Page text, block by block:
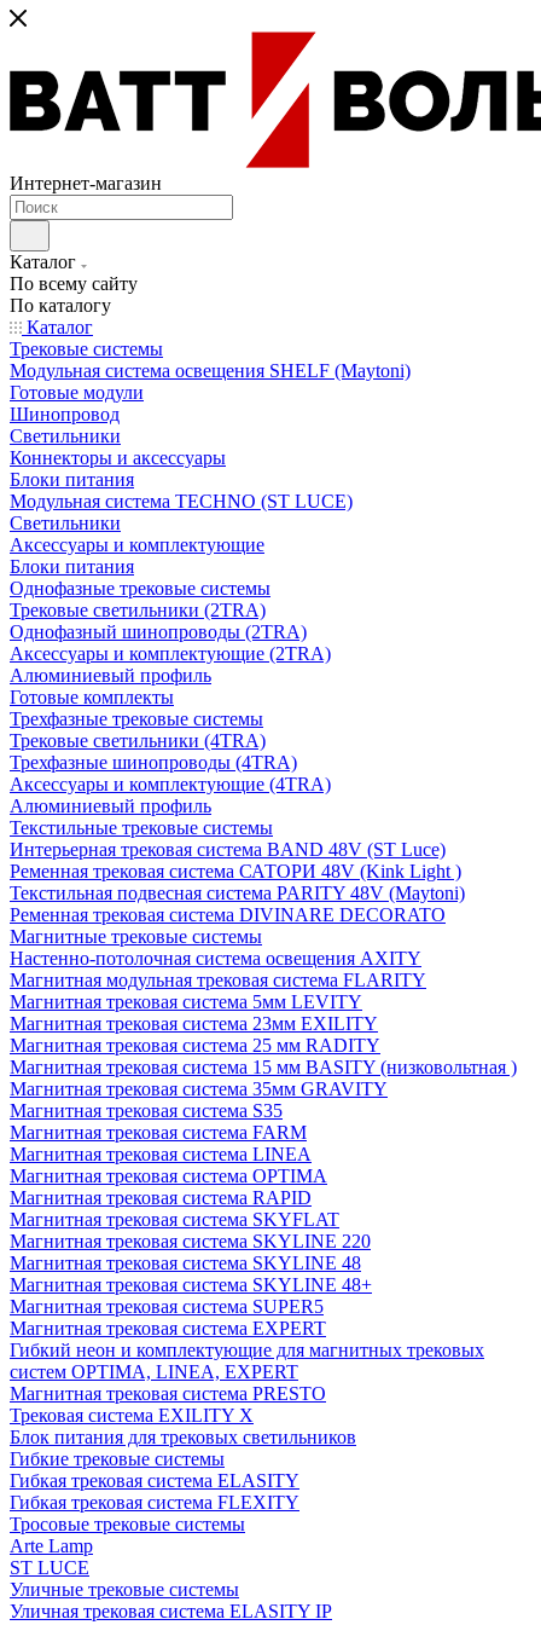
Интернет-магазин
Каталог
По всему сайту
По каталогу
Каталог
Трековые системы
Модульная система освещения SHELF (Maytoni)
Готовые модули
Шинопровод
Светильники
Коннекторы и аксессуары
Блоки питания
Модульная система TECHNO (ST LUCE)
Светильники
Аксессуары и комплектующие
Блоки питания
Однофазные трековые системы
Трековые светильники (2TRA)
Однофазный шинопроводы (2TRA)
Аксессуары и комплектующие (2TRA)
Алюминиевый профиль
Готовые комплекты
Трехфазные трековые системы
Трековые светильники (4TRA)
Трехфазные шинопроводы (4TRA)
Аксессуары и комплектующие (4TRA)
Алюминиевый профиль
Текстильные трековые системы
Интерьерная трековая система BAND 48V (ST Luce)
Ременная трековая система САТОРИ 48V (Kink Light )
Текстильная подвесная система PARITY 48V (Maytoni)
Ременная трековая система DIVINARE DECORATO
Магнитные трековые системы
Настенно-потолочная система освещения AXITY
Магнитная модульная трековая система FLARITY
Магнитная трековая система 5мм LEVITY
Магнитная трековая система 23мм EXILITY
Магнитная трековая система 25 мм RADITY
Магнитная трековая система 15 мм BASITY (низковольтная )
Магнитная трековая система 35мм GRAVITY
Магнитная трековая система S35
Магнитная трековая система FARM
Магнитная трековая система LINEA
Магнитная трековая система OPTIMA
Магнитная трековая система RAPID
Магнитная трековая система SKYFLAT
Магнитная трековая система SKYLINE 220
Магнитная трековая система SKYLINE 48
Магнитная трековая система SKYLINE 48+
Магнитная трековая система SUPER5
Магнитная трековая система EXPERT
Гибкий неон и комплектующие для магнитных трековых
систем OPTIMA, LINEA, EXPERT
Магнитная трековая система PRESTO
Трековая система EXILITY X
Блок питания для трековых светильников
Гибкие трековые системы
Гибкая трековая система ELASITY
Гибкая трековая система FLEXITY
Тросовые трековые системы
Arte Lamp
ST LUCE
Уличные трековые системы
Уличная трековая система ELASITY IP